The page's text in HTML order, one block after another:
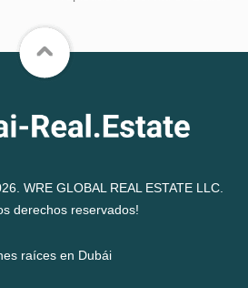
WRE GLOBAL REAL ESTATE LLC.
derechos reservados!
raíces en Dubái